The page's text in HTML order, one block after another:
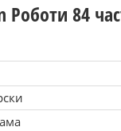
Роботи 84